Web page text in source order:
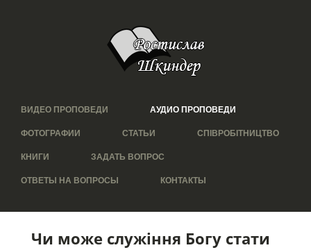
ВИДЕО ПРОПОВЕДИ АУДИО ПРОПОВЕДИ
ФОТОГРАФИИ СТАТЬИ СПІВРОБІТНИЦТВО
КНИГИ ЗАДАТЬ ВОПРОС
ОТВЕТЫ НА ВОПРОСЫ КОНТАКТЫ
Чи може служіння Богу стати